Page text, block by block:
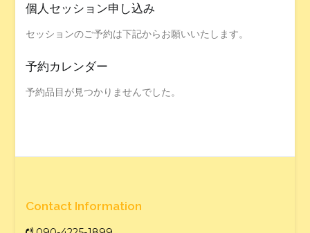
個人セッション申し込み
セッションのご予約は下記からお願いいたします。
予約カレンダー
予約品目が見つかりませんでした。
Contact Information